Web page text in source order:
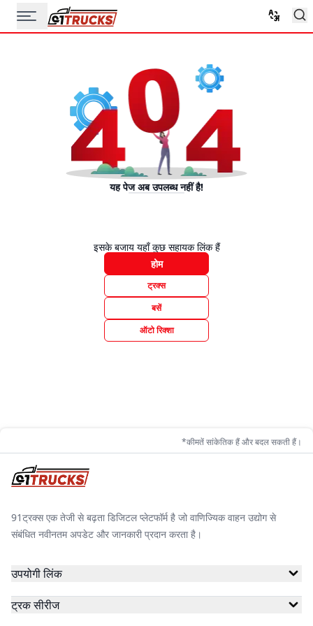
यह पेज अब उपलब्ध नहीं है!
इसके बजाय यहाँ कुछ सहायक लिंक हैं
होम
ट्रक्स
बसें
ऑटो रिक्शा
*कीमतें सांकेतिक हैं और बदल सकती हैं।
91ट्रक्स एक तेजी से बढ़ता डिजिटल प्लेटफॉर्म है जो वाणिज्यिक वाहन उद्योग से
संबंधित नवीनतम अपडेट और जानकारी प्रदान करता है।
उपयोगी लिंक
ट्रक सीरीज